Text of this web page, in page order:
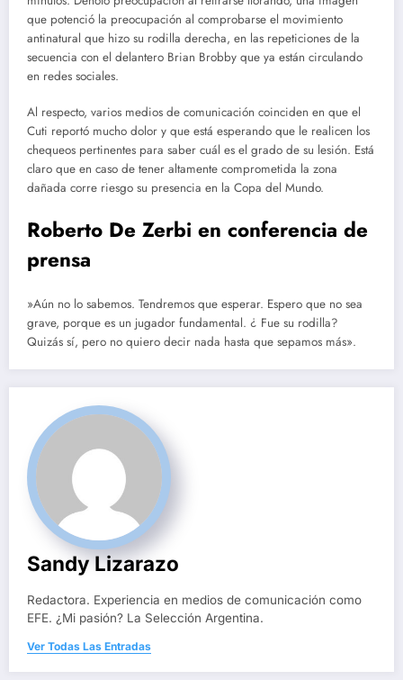
que potenció la preocupación al comprobarse el movimiento
antinatural que hizo su rodilla derecha, en las repeticiones de la
secuencia con el delantero Brian Brobby que ya están circulando
en redes sociales.
Al respecto, varios medios de comunicación coinciden en que el
Cuti reportó mucho dolor y que está esperando que le realicen los
chequeos pertinentes para saber cuál es el grado de su lesión. Está
claro que en caso de tener altamente comprometida la zona
dañada corre riesgo su presencia en la Copa del Mundo.
Roberto De Zerbi en conferencia de
prensa
»Aún no lo sabemos. Tendremos que esperar. Espero que no sea
grave, porque es un jugador fundamental. ¿ Fue su rodilla?
Quizás sí, pero no quiero decir nada hasta que sepamos más».
Sandy Lizarazo
Redactora. Experiencia en medios de comunicación como
EFE. ¿Mi pasión? La Selección Argentina.
Ver Todas Las Entradas